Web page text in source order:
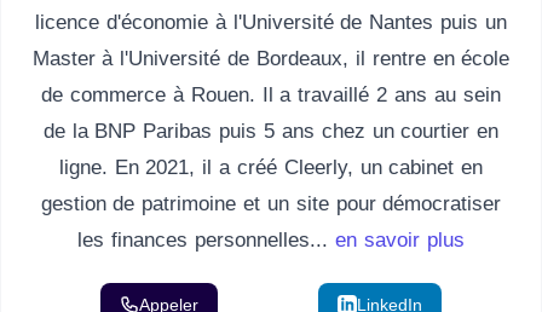
licence d'économie à l'Université de Nantes puis un
Master à l'Université de Bordeaux, il rentre en école
de commerce à Rouen. Il a travaillé 2 ans au sein
de la BNP Paribas puis 5 ans chez un courtier en
ligne. En 2021, il a créé Cleerly, un cabinet en
gestion de patrimoine et un site pour démocratiser
les finances personnelles... en savoir plus
Appeler LinkedIn